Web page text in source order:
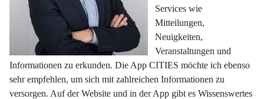
Services wie
Mitteilungen,
Neuigkeiten,
Veranstaltungen und
Informationen zu erkunden. Die App CITIES möchte ich ebenso
sehr empfehlen, um sich mit zahlreichen Informationen zu
versorgen. Auf der Website und in der App gibt es Wissenswertes